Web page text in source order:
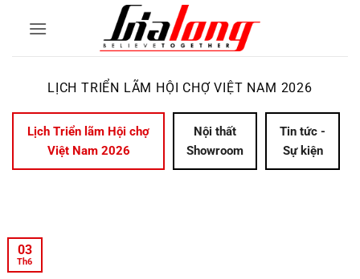
LỊCH TRIỂN LÃM HỘI CHỢ VIỆT NAM 2026
Lịch Triển lãm Hội chợ
Việt Nam 2026
Nội thất
Showroom
Tin tức -
Sự kiện
03
Th6